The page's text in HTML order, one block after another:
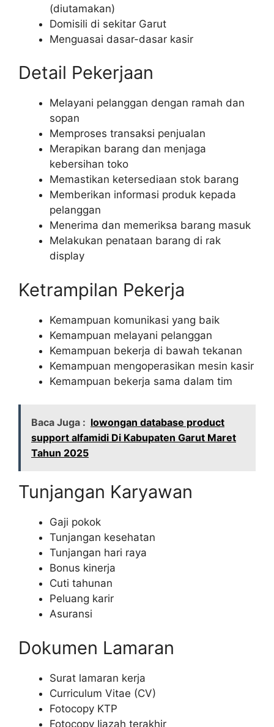
(diutamakan)
Domisili di sekitar Garut
Menguasai dasar-dasar kasir
Detail Pekerjaan
Melayani pelanggan dengan ramah dan
sopan
Memproses transaksi penjualan
Merapikan barang dan menjaga
kebersihan toko
Memastikan ketersediaan stok barang
Memberikan informasi produk kepada
pelanggan
Menerima dan memeriksa barang masuk
Melakukan penataan barang di rak
display
Ketrampilan Pekerja
Kemampuan komunikasi yang baik
Kemampuan melayani pelanggan
Kemampuan bekerja di bawah tekanan
Kemampuan mengoperasikan mesin kasir
Kemampuan bekerja sama dalam tim
Baca Juga : lowongan database product
support alfamidi Di Kabupaten Garut Maret
Tahun 2025
Tunjangan Karyawan
Gaji pokok
Tunjangan kesehatan
Tunjangan hari raya
Bonus kinerja
Cuti tahunan
Peluang karir
Asuransi
Dokumen Lamaran
Surat lamaran kerja
Curriculum Vitae (CV)
Fotocopy KTP
Fotocopy Ijazah terakhir